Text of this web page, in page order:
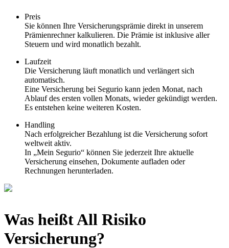
Preis
Sie können Ihre Versicherungsprämie direkt in unserem
Prämienrechner kalkulieren. Die Prämie ist inklusive aller
Steuern und wird monatlich bezahlt.
Laufzeit
Die Versicherung läuft monatlich und verlängert sich
automatisch.
Eine Versicherung bei Segurio kann jeden Monat, nach
Ablauf des ersten vollen Monats, wieder gekündigt werden.
Es entstehen keine weiteren Kosten.
Handling
Nach erfolgreicher Bezahlung ist die Versicherung sofort
weltweit aktiv.
In „Mein Segurio“ können Sie jederzeit Ihre aktuelle
Versicherung einsehen, Dokumente aufladen oder
Rechnungen herunterladen.
Was heißt All Risiko
Versicherung?